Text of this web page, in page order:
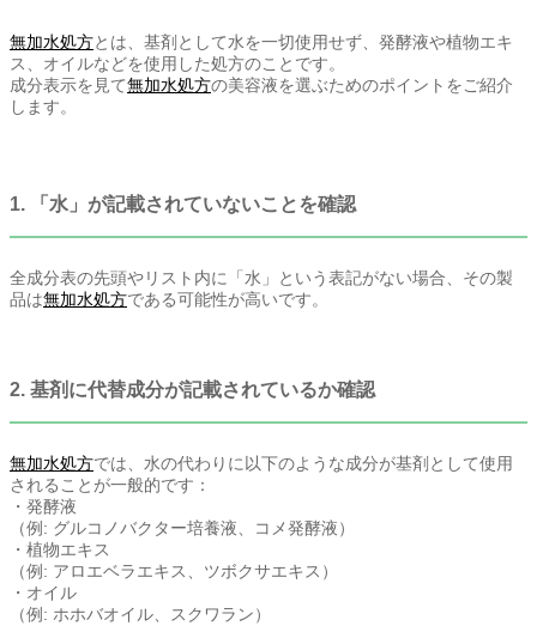
無加水処方とは、基剤として水を一切使用せず、発酵液や植物エキ
ス、オイルなどを使用した処方のことです。
成分表示を見て無加水処方の美容液を選ぶためのポイントをご紹介
します。
1. 「水」が記載されていないことを確認
全成分表の先頭やリスト内に「水」という表記がない場合、その製
品は無加水処方である可能性が高いです。
2. 基剤に代替成分が記載されているか確認
無加水処方では、水の代わりに以下のような成分が基剤として使用
されることが一般的です：
・発酵液
（例: グルコノバクター培養液、コメ発酵液）
・植物エキス
（例: アロエベラエキス、ツボクサエキス）
・オイル
（例: ホホバオイル、スクワラン）